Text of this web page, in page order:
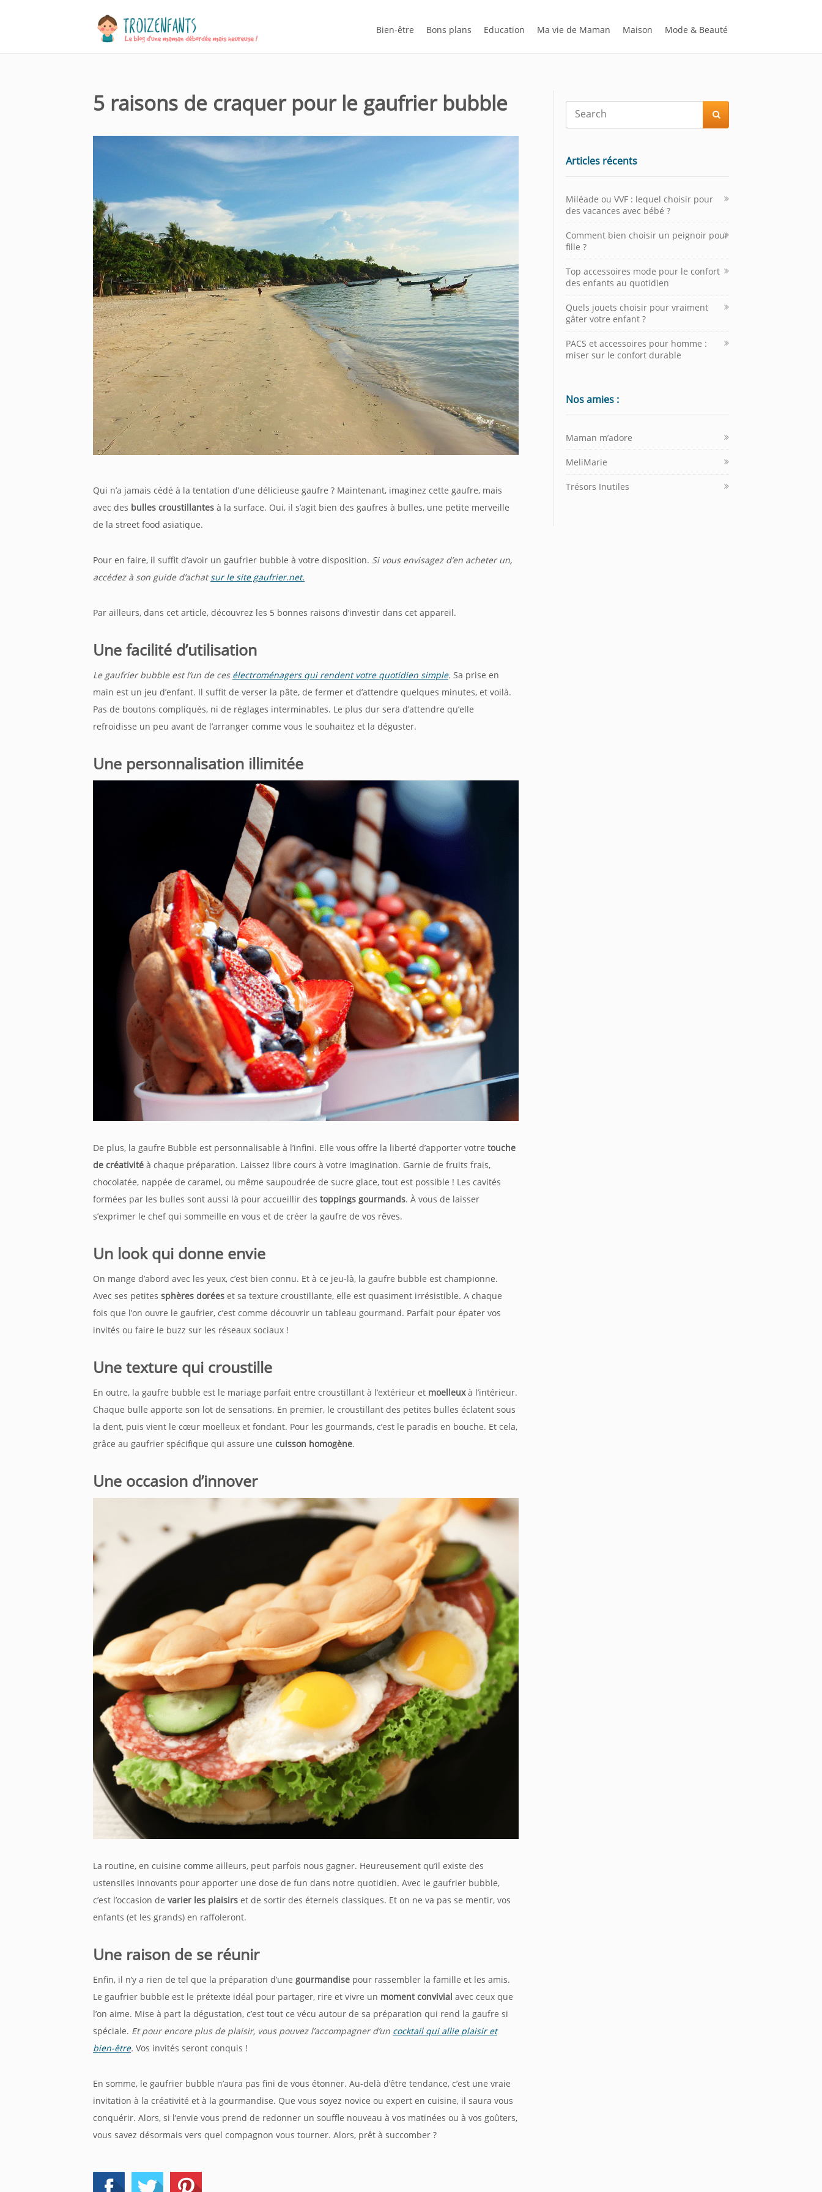
Bien-être Bons plans Education Ma vie de Maman Maison Mode & Beauté
5 raisons de craquer pour le gaufrier bubble
Qui n’a jamais cédé à la tentation d’une délicieuse gaufre ? Maintenant, imaginez cette gaufre, mais
avec des bulles croustillantes à la surface. Oui, il s’agit bien des gaufres à bulles, une petite merveille
de la street food asiatique.
Pour en faire, il suffit d’avoir un gaufrier bubble à votre disposition. Si vous envisagez d’en acheter un,
accédez à son guide d’achatsur le site gaufrier.net.
Par ailleurs, dans cet article, découvrez les 5 bonnes raisons d’investir dans cet appareil.
Une facilité d’utilisation
Le gaufrierbubbleest l’un de ces électroménagers qui rendent votre quotidien simple. Sa prise en
main est un jeu d’enfant. Il suffit de verser la pâte, de fermer et d’attendre quelques minutes, et voilà.
Pas de boutons compliqués, ni de réglages interminables. Le plus dur sera d’attendre qu’elle
refroidisse un peu avant de l’arranger comme vous le souhaitez et la déguster.
Une personnalisation illimitée
De plus, la gaufre Bubble est personnalisable à l’infini. Elle vous offre la liberté d’apporter votre touche
de créativité à chaque préparation. Laissez libre cours à votre imagination. Garnie de fruits frais,
chocolatée, nappée de caramel, ou même saupoudrée de sucre glace, tout est possible ! Les cavités
formées par les bulles sont aussi là pour accueillir des toppings gourmands. À vous de laisser
s’exprimer le chef qui sommeille en vous et de créer la gaufre de vos rêves.
Un look qui donne envie
On mange d’abord avec les yeux, c’est bien connu. Et à ce jeu-là, la gaufre bubble est championne.
Avec ses petites sphères dorées et sa texture croustillante, elle est quasiment irrésistible. A chaque
fois que l’on ouvre le gaufrier, c’est comme découvrir un tableau gourmand. Parfait pour épater vos
invités ou faire le buzz sur les réseaux sociaux !
Une texture qui croustille
En outre, la gaufre bubble est le mariage parfait entre croustillant à l’extérieur et moelleuxà l’intérieur.
Chaque bulle apporte son lot de sensations. En premier, le croustillant des petites bulles éclatent sous
la dent, puis vient le cœur moelleux et fondant. Pour les gourmands, c’est le paradis en bouche. Et cela,
grâce au gaufrier spécifique qui assure une cuisson homogène.
Une occasion d’innover
La routine, en cuisine comme ailleurs, peut parfois nous gagner. Heureusement qu’il existe des
ustensiles innovants pour apporter une dose de fun dans notre quotidien. Avec le gaufrier bubble,
c’est l’occasion de varier les plaisirs et de sortir des éternels classiques. Et on ne va pas se mentir, vos
enfants (et les grands) en raffoleront.
Une raison de se réunir
Enfin, il n’y a rien de tel que la préparation d’une gourmandise pour rassembler la famille et les amis.
Le gaufrier bubble est le prétexte idéal pour partager, rire et vivre un moment convivial avec ceux que
l’on aime. Mise à part la dégustation, c’est tout ce vécu autour de sa préparation qui rend la gaufre si
spéciale. Et pour encore plus de plaisir, vous pouvez l’accompagner d’un cocktail qui allie plaisir et
bien-être. Vos invités seront conquis !
En somme, le gaufrier bubble n’aura pas fini de vous étonner. Au-delà d’être tendance, c’est une vraie
invitation à la créativité et à la gourmandise. Que vous soyez novice ou expert en cuisine, il saura vous
conquérir. Alors, si l’envie vous prend de redonner un souffle nouveau à vos matinées ou à vos goûters,
vous savez désormais vers quel compagnon vous tourner. Alors, prêt à succomber ?

Articles récents
Miléade ou VVF : lequel choisir pour
des vacances avec bébé ?
Comment bien choisir un peignoir pour
fille ?
Top accessoires mode pour le confort
des enfants au quotidien
Quels jouets choisir pour vraiment
gâter votre enfant ?
PACS et accessoires pour homme :
miser sur le confort durable
Nos amies :
Maman m’adore
MeliMarie
Trésors Inutiles